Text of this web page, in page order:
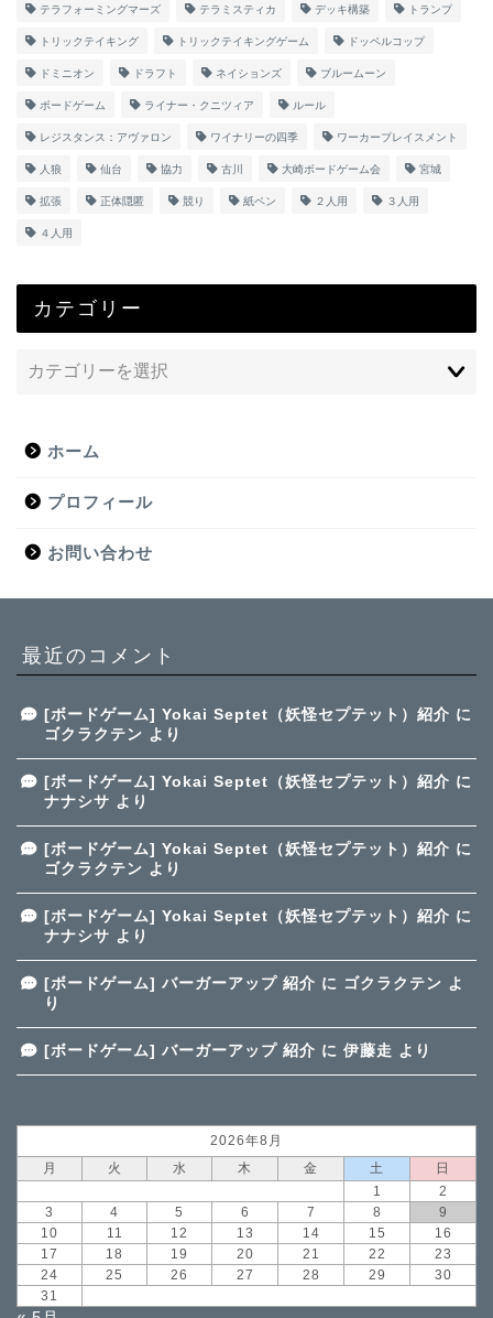
テラフォーミングマーズ テラミスティカ デッキ構築 トランプ
トリックテイキング トリックテイキングゲーム ドッペルコップ
ドミニオン ドラフト ネイションズ ブルームーン
ボードゲーム ライナー・クニツィア ルール
レジスタンス：アヴァロン ワイナリーの四季 ワーカープレイスメント
人狼 仙台 協力 古川 大崎ボードゲーム会 宮城
拡張 正体隠匿 競り 紙ペン ２人用 ３人用
４人用
カテゴリー
ホーム
プロフィール
お問い合わせ
最近のコメント
[ボードゲーム] Yokai Septet（妖怪セプテット）紹介 に
ゴクラクテン より
[ボードゲーム] Yokai Septet（妖怪セプテット）紹介 に
ナナシサ より
[ボードゲーム] Yokai Septet（妖怪セプテット）紹介 に
ゴクラクテン より
[ボードゲーム] Yokai Septet（妖怪セプテット）紹介 に
ナナシサ より
[ボードゲーム] バーガーアップ 紹介 に ゴクラクテン よ
り
[ボードゲーム] バーガーアップ 紹介 に 伊藤走 より
2026年8月
月
火 水 木 金 土
日
1
2
3
4 5 6 7 8
9
10
11 12 13 14 15
16
17
18 19 20 21 22
23
24
25 26 27 28 29
30
31